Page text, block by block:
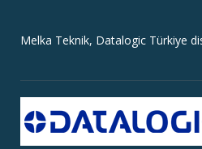
Melka Teknik, Datalogic Türkiye